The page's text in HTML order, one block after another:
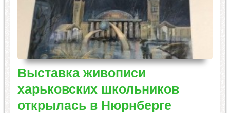
Выставка живописи
харьковских школьников
открылась в Нюрнберге